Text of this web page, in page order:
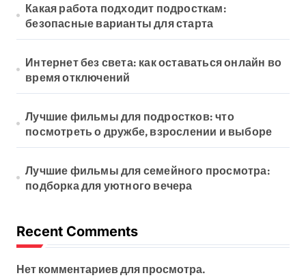
Какая работа подходит подросткам:
безопасные варианты для старта
Интернет без света: как оставаться онлайн во
время отключений
Лучшие фильмы для подростков: что
посмотреть о дружбе, взрослении и выборе
Лучшие фильмы для семейного просмотра:
подборка для уютного вечера
Recent Comments
Нет комментариев для просмотра.